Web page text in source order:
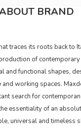
BRAND
traces its roots back to
of
and functional shapes,
working spaces.
search for
essentiality of an
universal and timeless